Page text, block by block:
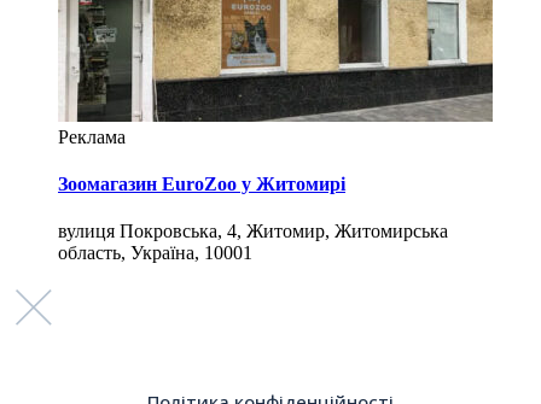
Реклама
Зоомагазин EuroZoo у Житомирі
вулиця Покровська, 4, Житомир, Житомирська
область, Україна, 10001